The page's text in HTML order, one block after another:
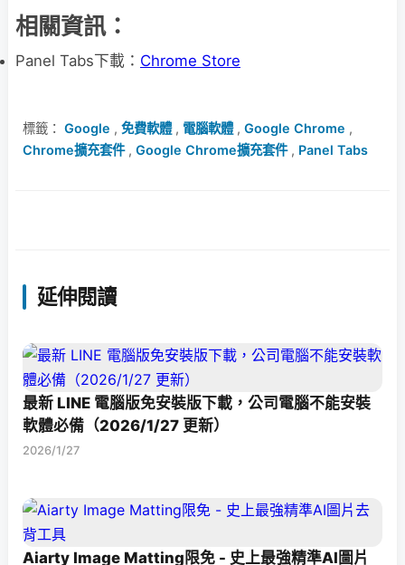
相關資訊：
Panel Tabs下載： Chrome Store
標籤： Google , 免費軟體, 電腦軟體, Google Chrome ,
Chrome擴充套件, Google Chrome擴充套件, Panel Tabs
延伸閱讀
最新 LINE 電腦版免安裝版下載，公司電腦不能安裝
軟體必備（2026/1/27 更新）
2026/1/27
Aiarty Image Matting限免 - 史上最強精準AI圖片